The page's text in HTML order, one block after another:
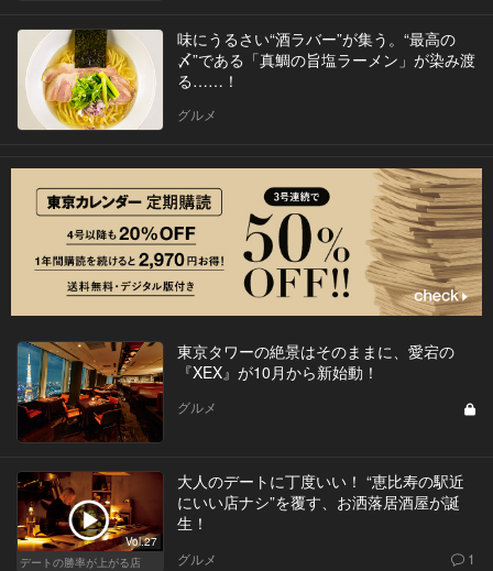
味にうるさい“酒ラバー”が集う。“最高の
〆”である「真鯛の旨塩ラーメン」が染み渡
る……！
グルメ
東京タワーの絶景はそのままに、愛宕の
『XEX』が10月から新始動！
グルメ
Vol.27
デートの勝率が上がる店
大人のデートに丁度いい！ “恵比寿の駅近
にいい店ナシ”を覆す、お洒落居酒屋が誕
生！
グルメ 1